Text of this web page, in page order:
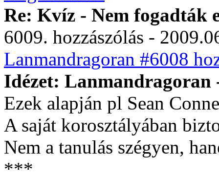
Re: Kvíz - Nem fogadták
6009. hozzászólás -
Lanmandragoran #6008
Idézet: Lanmandragoran
Ezek alapján pl Sean
A saját korosztályában
Nem a tanulás szégyen,
***